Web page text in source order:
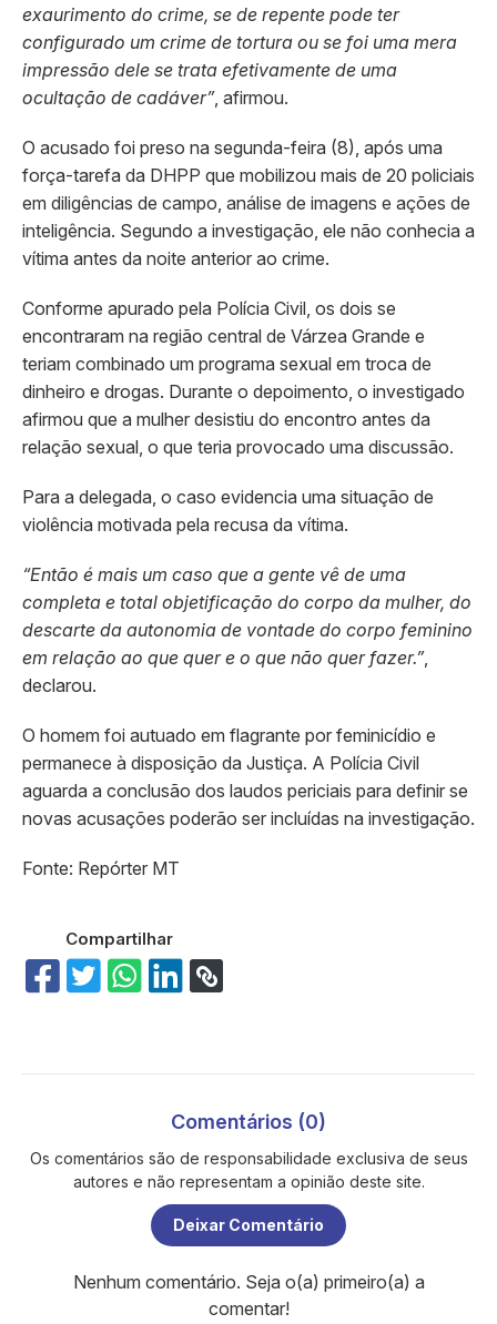
exaurimento do crime, se de repente pode ter
configurado um crime de tortura ou se foi uma mera
impressão dele se trata efetivamente de uma
ocultação de cadáver”, afirmou.
O acusado foi preso na segunda-feira (8), após uma
força-tarefa da DHPP que mobilizou mais de 20 policiais
em diligências de campo, análise de imagens e ações de
inteligência. Segundo a investigação, ele não conhecia a
vítima antes da noite anterior ao crime.
Conforme apurado pela Polícia Civil, os dois se
encontraram na região central de Várzea Grande e
teriam combinado um programa sexual em troca de
dinheiro e drogas. Durante o depoimento, o investigado
afirmou que a mulher desistiu do encontro antes da
relação sexual, o que teria provocado uma discussão.
Para a delegada, o caso evidencia uma situação de
violência motivada pela recusa da vítima.
“Então é mais um caso que a gente vê de uma
completa e total objetificação do corpo da mulher, do
descarte da autonomia de vontade do corpo feminino
em relação ao que quer e o que não quer fazer.”,
declarou.
O homem foi autuado em flagrante por feminicídio e
permanece à disposição da Justiça. A Polícia Civil
aguarda a conclusão dos laudos periciais para definir se
novas acusações poderão ser incluídas na investigação.
Fonte: Repórter MT
Compartilhar
Comentários (0)
Os comentários são de responsabilidade exclusiva de seus
autores e não representam a opinião deste site.
Deixar Comentário
Nenhum comentário. Seja o(a) primeiro(a) a
comentar!